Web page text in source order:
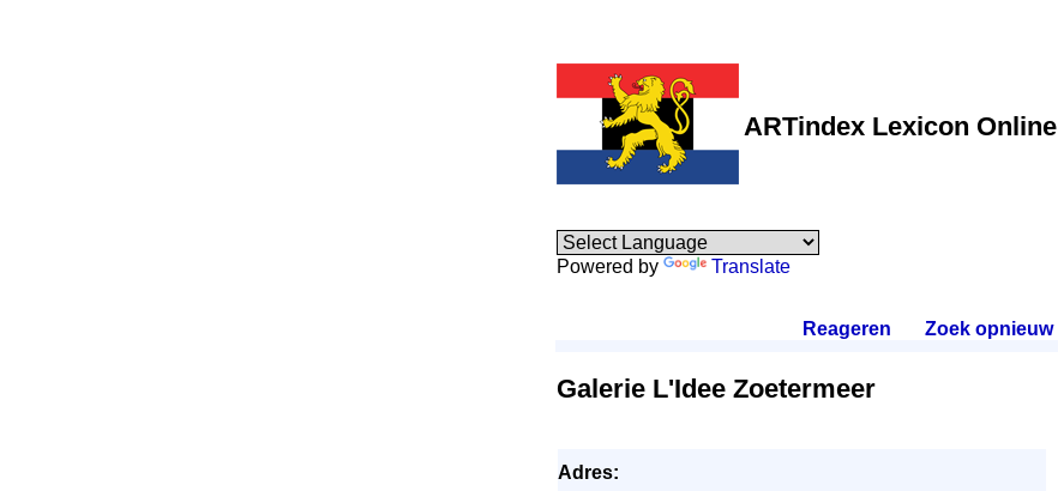
ARTindex Lexicon Online
Powered by Translate
Reageren Zoek opnieuw.
Galerie L'Idee Zoetermeer
Adres: